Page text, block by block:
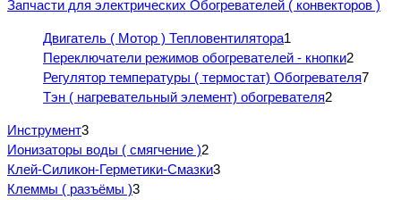
Запчасти для электрических Обогревателей ( конвекторов )
Двигатель ( Мотор ) Тепловентилятора1
Переключатели режимов обогревателей - кнопки2
Регулятор температуры ( термостат) Обогревателя7
Тэн ( нагревательный элемент) обогревателя2
Инструмент3
Ионизаторы воды ( смягчение )2
Клей-Силикон-Герметики-Смазки3
Клеммы ( разъёмы )3